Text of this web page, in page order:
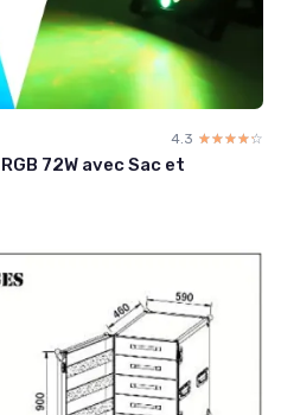
4.3 ☆☆☆☆☆
★★★★★
72W avec Sac et